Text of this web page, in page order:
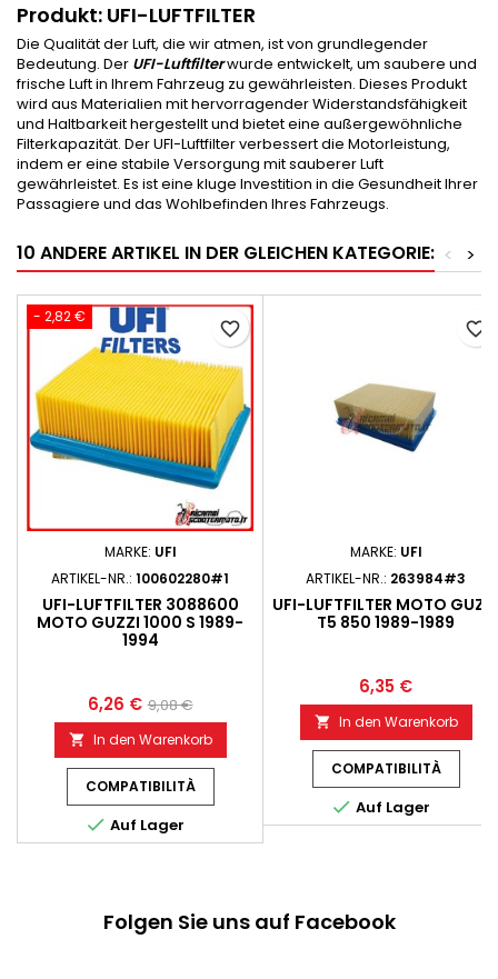
Produkt: UFI-LUFTFILTER
Die Qualität der Luft, die wir atmen, ist von grundlegender
Bedeutung. Der UFI-Luftfilterwurde entwickelt, um saubere und
frische Luft in Ihrem Fahrzeug zu gewährleisten. Dieses Produkt
wird aus Materialien mit hervorragender Widerstandsfähigkeit
und Haltbarkeit hergestellt und bietet eine außergewöhnliche
Filterkapazität. Der UFI-Luftfilter verbessert die Motorleistung,
indem er eine stabile Versorgung mit sauberer Luft
gewährleistet. Es ist eine kluge Investition in die Gesundheit Ihrer
Passagiere und das Wohlbefinden Ihres Fahrzeugs.
10 ANDERE ARTIKEL IN DER GLEICHEN KATEGORIE: >
<
- 2,82 €
MARKE: UFI
ARTIKEL-NR.: 100602280#1
UFI-LUFTFILTER 3088600
MOTO GUZZI 1000 S 1989-
1994
6,26 € 9,08 €
 In den Warenkorb
COMPATIBILITÀ
 Auf Lager
favorite_border
MARKE: UFI
ARTIKEL-NR.: 263984#3
UFI-LUFTFILTER MOTO GUZZI
T5 850 1989-1989
6,35 €
 In den Warenkorb
COMPATIBILITÀ
 Auf Lager
favorite_border
Folgen Sie uns auf Facebook